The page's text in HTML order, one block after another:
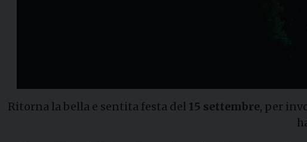
Ritorna la bella e sentita festa del 15 settembre, per